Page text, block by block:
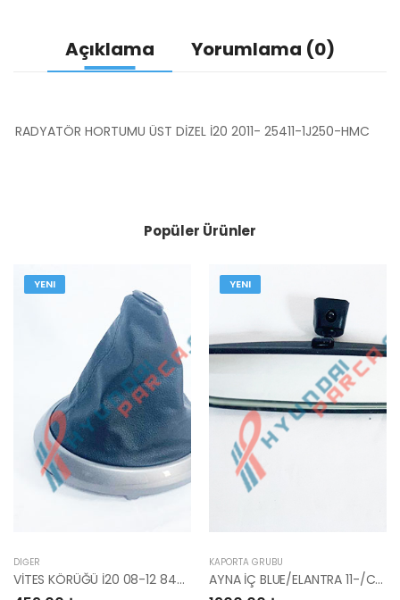
Açıklama Yorumlama (0)
RADYATÖR HORTUMU ÜST DİZEL İ20 2011- 25411-1J250-HMC
Popüler Ürünler
YENI
DIĞER
VİTES KÖRÜĞÜ İ20 08-12 84640-1J000-YS
YENI
KAPORTA GRUBU
AYNA İÇ BLUE/ELANTRA 11-/CEED 10-/RİO 12-/SPORTAGE 11- 85101-3X100-HMC